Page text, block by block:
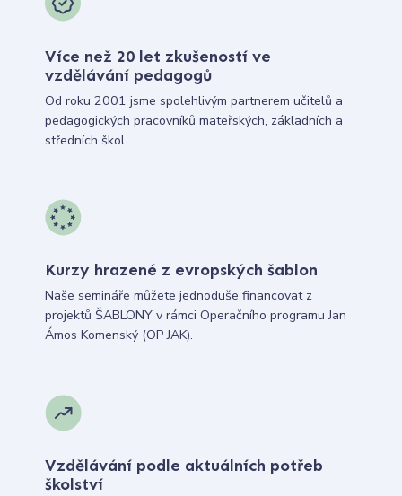
Více než 20 let zkušeností ve
vzdělávání pedagogů
Od roku 2001 jsme spolehlivým partnerem učitelů a
pedagogických pracovníků mateřských, základních a
středních škol.
Kurzy hrazené z evropských šablon
Naše semináře můžete jednoduše financovat z
projektů ŠABLONY v rámci Operačního programu Jan
Ámos Komenský (OP JAK).
Vzdělávání podle aktuálních potřeb
školství